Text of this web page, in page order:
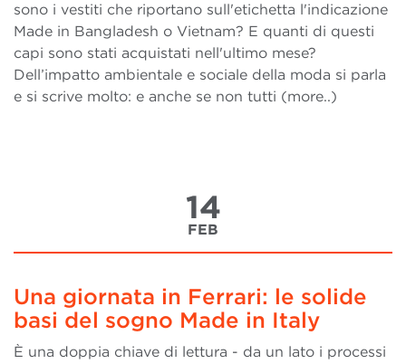
sono i vestiti che riportano sull'etichetta l'indicazione
Made in Bangladesh o Vietnam? E quanti di questi
capi sono stati acquistati nell'ultimo mese?
Dell’impatto ambientale e sociale della moda si parla
e si scrive molto: e anche se non tutti (more..)
14
FEB
Una giornata in Ferrari: le solide
basi del sogno Made in Italy
È una doppia chiave di lettura - da un lato i processi